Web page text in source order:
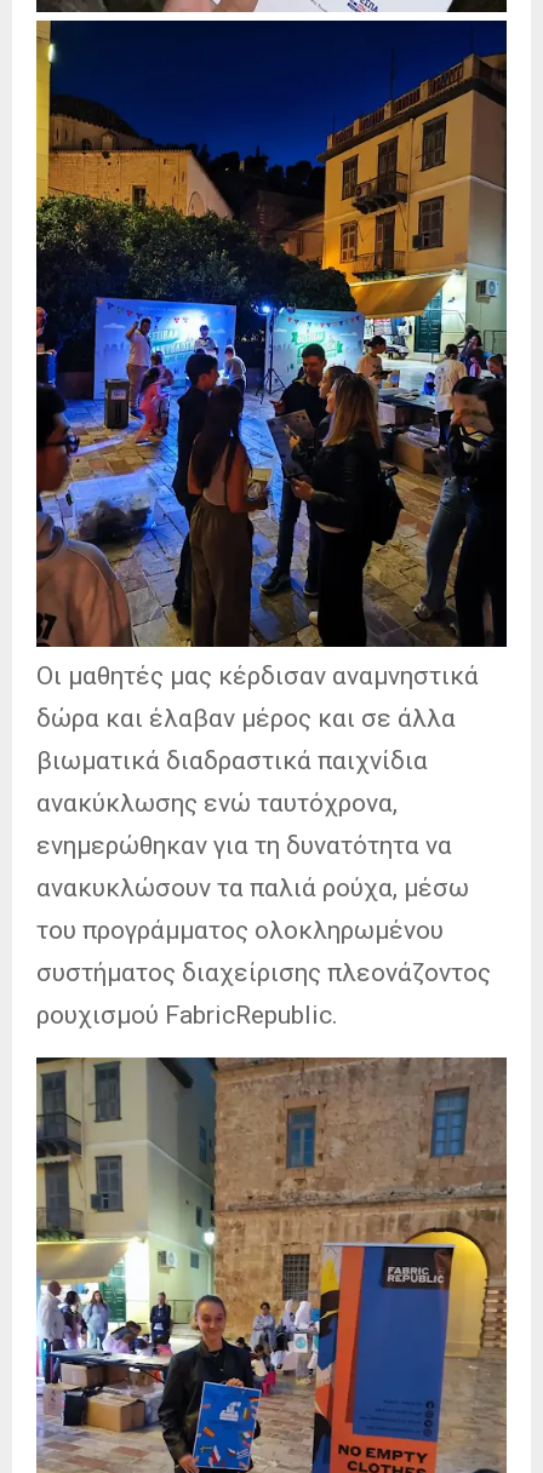
Οι μαθητές μας κέρδισαν αναμνηστικά
δώρα και έλαβαν μέρος και σε άλλα
βιωματικά διαδραστικά παιχνίδια
ανακύκλωσης ενώ ταυτόχρονα,
ενημερώθηκαν για τη δυνατότητα να
ανακυκλώσουν τα παλιά ρούχα, μέσω
του προγράμματος ολοκληρωμένου
συστήματος διαχείρισης πλεονάζοντος
ρουχισμού FabricRepublic.